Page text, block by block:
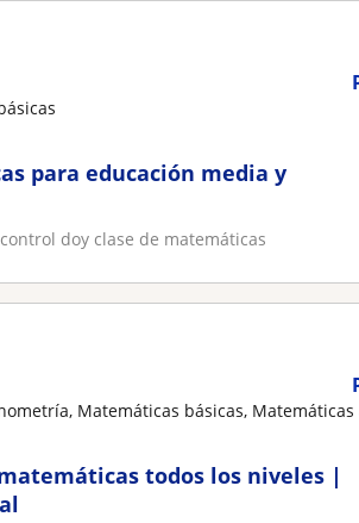
para educación media y
doy clase de matemáticas
Matemáticas básicas,
todos los niveles |